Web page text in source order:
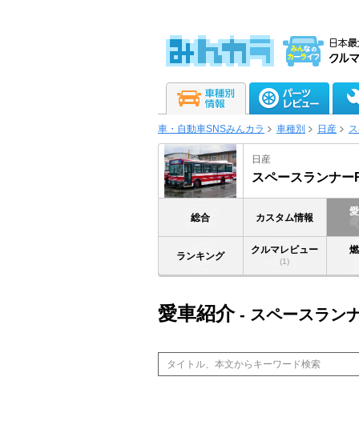
車・自動車SNSみんカラ 車種別 日産
日産
スペースランナー
総合 カスタム情報
ランキング
クルマレビュー
(1)
愛車紹介- スペースラン